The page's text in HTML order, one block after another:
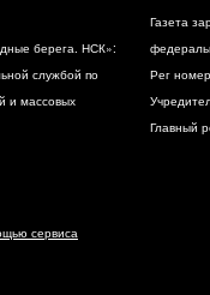
берега. НСК»:
службой по
и массовых
сервиса
Газета
Рег
Главный